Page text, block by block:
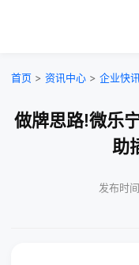
首页 > 资讯中心 > 企业快讯
做牌思路!微乐
助
发布时